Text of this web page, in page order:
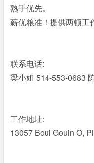
熟手优先。
薪优粮准！提供两顿工
联系电话:
梁小姐 514-553-0683
工作地址:
13057 Boul Gouin O,